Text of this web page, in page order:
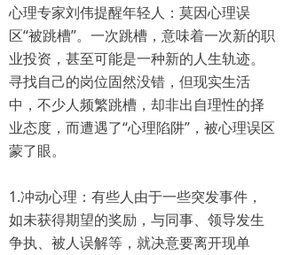
心理专家刘伟提醒年轻人：莫因心理误
区“被跳槽”。一次跳槽，意味着一次新的职
业投资，甚至可能是一种新的人生轨迹。
寻找自己的岗位固然没错，但现实生活
中，不少人频繁跳槽，却非出自理性的择
业态度，而遭遇了“心理陷阱”，被心理误区
蒙了眼。
1.冲动心理：有些人由于一些突发事件，
如未获得期望的奖励，与同事、领导发生
争执、被人误解等，就决意要离开现单